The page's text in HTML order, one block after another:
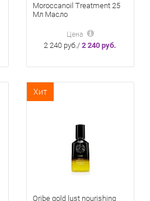
Moroccanoil Treatment 25
Мл Масло
Всех Типов Волос
Цена
2 240 руб./2 240 руб.
Хит
Oribe gold lust nourishing